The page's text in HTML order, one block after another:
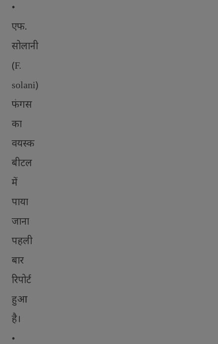
•
एफ.
सोलानी
(F.
solani)
फंगस
का
वयस्क
बीटल
में
पाया
जाना
पहली
बार
रिपोर्ट
हुआ
है।
•